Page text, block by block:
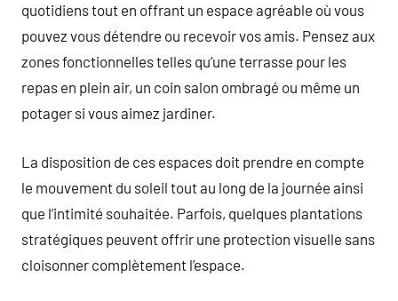
quotidiens tout en offrant un espace agréable où vous
pouvez vous détendre ou recevoir vos amis. Pensez aux
zones fonctionnelles telles qu’une terrasse pour les
repas en plein air, un coin salon ombragé ou même un
potager si vous aimez jardiner.
La disposition de ces espaces doit prendre en compte
le mouvement du soleil tout au long de la journée ainsi
que l’intimité souhaitée. Parfois, quelques plantations
stratégiques peuvent offrir une protection visuelle sans
cloisonner complètement l’espace.